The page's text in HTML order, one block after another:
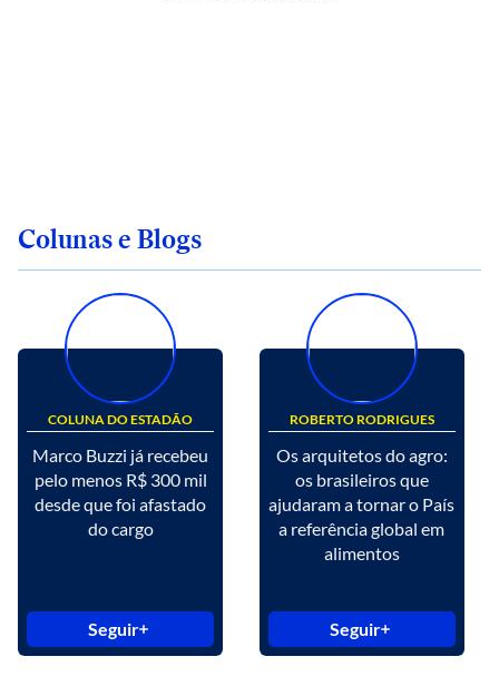
Colunas e Blogs
COLUNA DO ESTADÃO
Marco Buzzi já recebeu
pelo menos R$ 300 mil
desde que foi afastado
do cargo
Seguir
ROBERTO RODRIGUES
Os arquitetos do agro:
os brasileiros que
ajudaram a tornar o País
a referência global em
alimentos
Seguir